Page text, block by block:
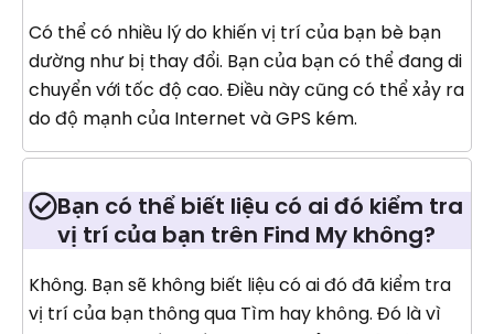
Có thể có nhiều lý do khiến vị trí của bạn bè bạn
dường như bị thay đổi. Bạn của bạn có thể đang di
chuyển với tốc độ cao. Điều này cũng có thể xảy ra
do độ mạnh của Internet và GPS kém.
Bạn có thể biết liệu có ai đó kiểm tra
vị trí của bạn trên Find My không?
Không. Bạn sẽ không biết liệu có ai đó đã kiểm tra
vị trí của bạn thông qua Tìm hay không. Đó là vì